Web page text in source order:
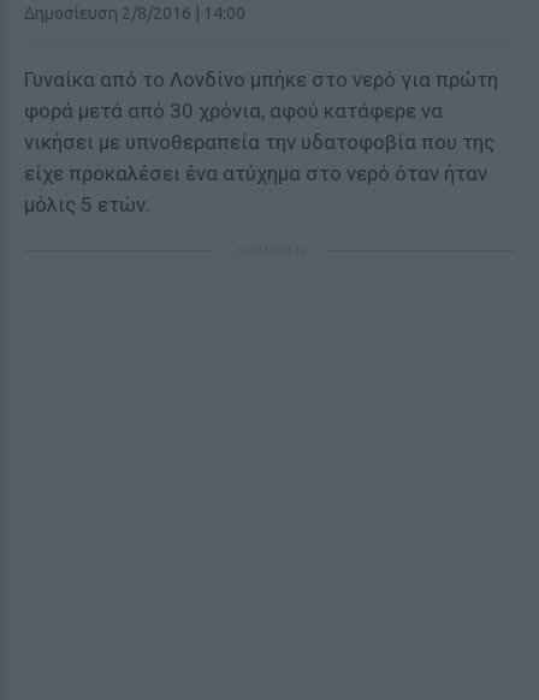
Δημοσίευση 2/8/2016 | 14:00
Γυναίκα από το Λονδίνο μπήκε στο νερό για πρώτη
φορά μετά από 30 χρόνια, αφού κατάφερε να
νικήσει με υπνοθεραπεία την υδατοφοβία που της
είχε προκαλέσει ένα ατύχημα στο νερό όταν ήταν
μόλις 5 ετών.